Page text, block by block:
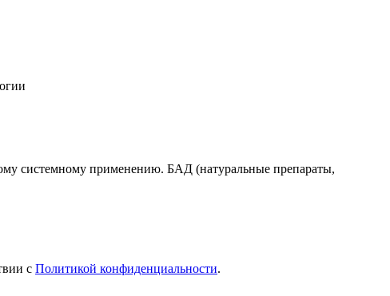
системному применению. БАД (натуральные препараты,
с Политикой конфиденциальности.